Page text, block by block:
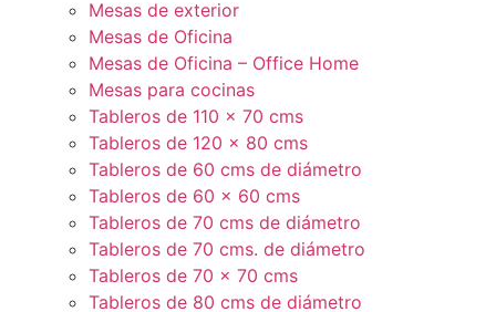
Mesas de exterior
Mesas de Oficina
Mesas de Oficina – Office Home
Mesas para cocinas
Tableros de 110 x 70 cms
Tableros de 120 x 80 cms
Tableros de 60 cms de diámetro
Tableros de 60 x 60 cms
Tableros de 70 cms de diámetro
Tableros de 70 cms. de diámetro
Tableros de 70 x 70 cms
Tableros de 80 cms de diámetro